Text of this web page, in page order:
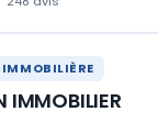
IMMOBILIÈRE
IMMOBILIER